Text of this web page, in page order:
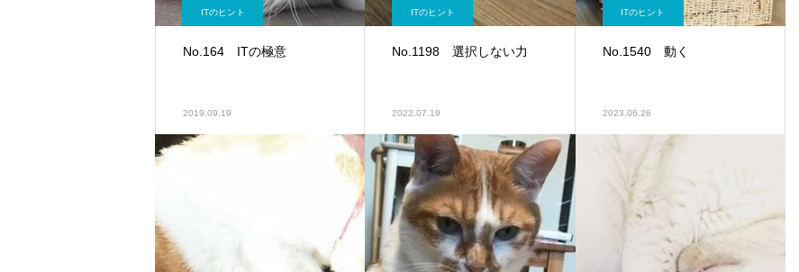
ITのヒント
No.164 ITの極意
2019.09.19
ITのヒント
No.1198 選択しない力
2022.07.19
ITのヒント
No.1540 動く
2023.06.26